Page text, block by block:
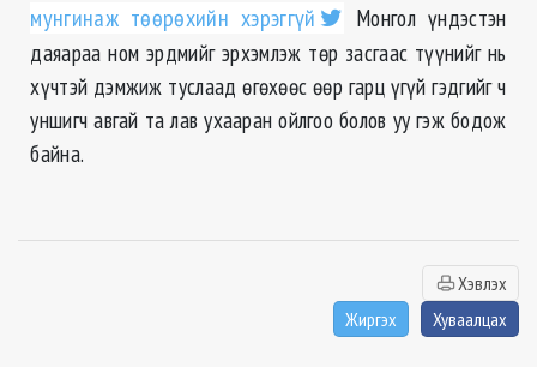
мунгинаж төөрөхийн хэрэггүй
Монгол үндэстэн
даяараа ном эрдмийг эрхэмлэж төр засгаас түүнийг нь
хүчтэй дэмжиж туслаад өгөхөөс өөр гарц үгүй гэдгийг ч
уншигч авгай та лав ухааран ойлгоо болов уу гэж бодож
байна.
Хэвлэх
Жиргэх
Хуваалцах